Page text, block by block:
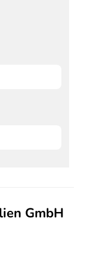
GmbH